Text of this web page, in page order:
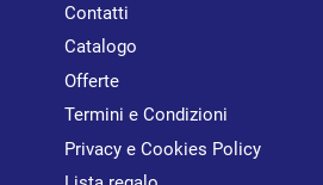
Contatti
Catalogo
Offerte
Termini e Condizioni
Privacy e Cookies Policy